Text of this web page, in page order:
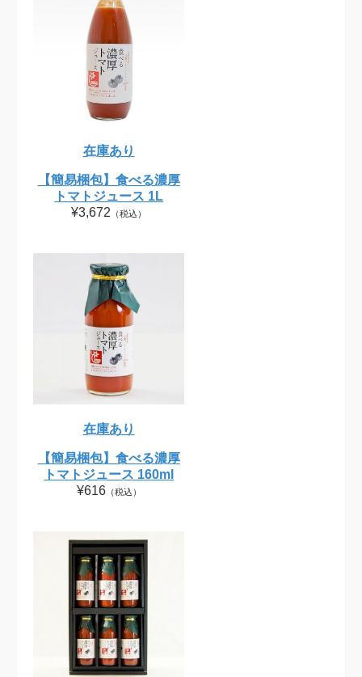
在庫あり
【簡易梱包】食べる濃厚
トマトジュース 1L
¥3,672 （税込）
在庫あり
【簡易梱包】食べる濃厚
トマトジュース 160ml
¥616（税込）